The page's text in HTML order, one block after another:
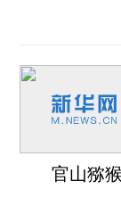
官山猕